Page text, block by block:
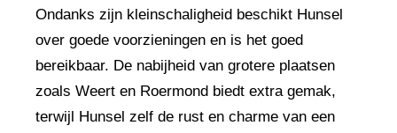
Ondanks zijn kleinschaligheid beschikt Hunsel
over goede voorzieningen en is het goed
bereikbaar. De nabijheid van grotere plaatsen
zoals Weert en Roermond biedt extra gemak,
terwijl Hunsel zelf de rust en charme van een